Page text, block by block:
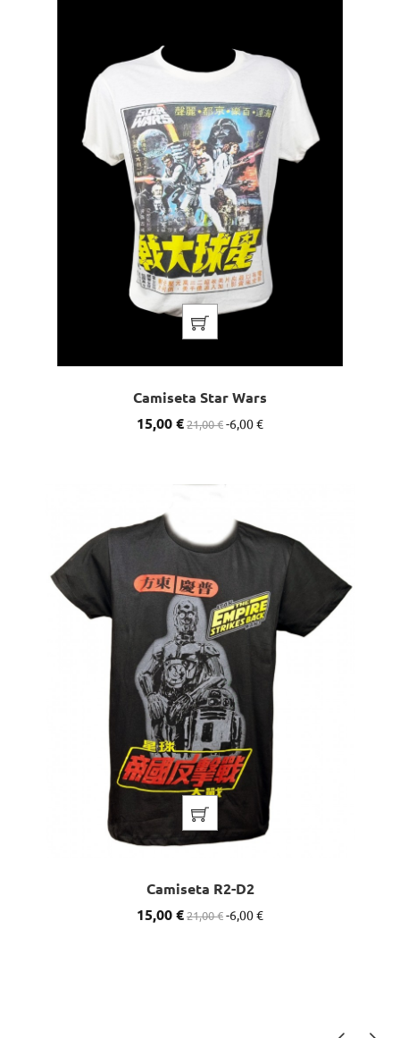
Camiseta Star Wars
Precio
15,00 €Precio
21,00 € -6,00 €
Camiseta R2-D2
Precio
15,00 €Precio
21,00 € -6,00 €